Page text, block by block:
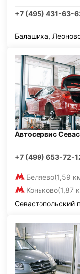
+7 (495) 431-63-
Балашиха,
Автосервис
+7 (499) 653-72-
Беляево(1,59
Коньково(1,87
Севастопольский